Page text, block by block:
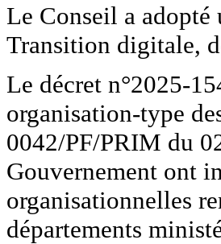
Le Conseil a
Transition digitale,
Le décret n°2025-
organisation-type
0042/PF/PRIM du
Gouvernement ont
organisationnelles
départements